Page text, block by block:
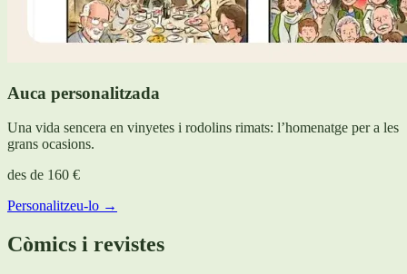
Auca personalitzada
Una vida sencera en vinyetes i rodolins rimats: l’homenatge per a les
grans ocasions.
des de 160 €
Personalitzeu-lo →
Còmics i revistes